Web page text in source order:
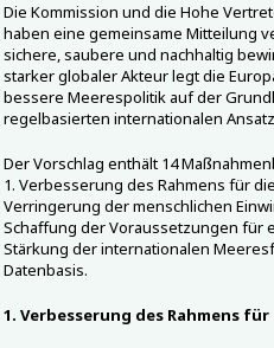
Die Kommission und die Hohe
haben eine gemeinsame Mitteilung
sichere, saubere und nachhaltig
starker globaler Akteur legt die
bessere Meerespolitik auf der
regelbasierten internationalen
Der Vorschlag enthält 14
1. Verbesserung des Rahmens für
Verringerung der menschlichen
Schaffung der Voraussetzungen für
Stärkung der internationalen
Datenbasis.
1. Verbesserung des Rahmens